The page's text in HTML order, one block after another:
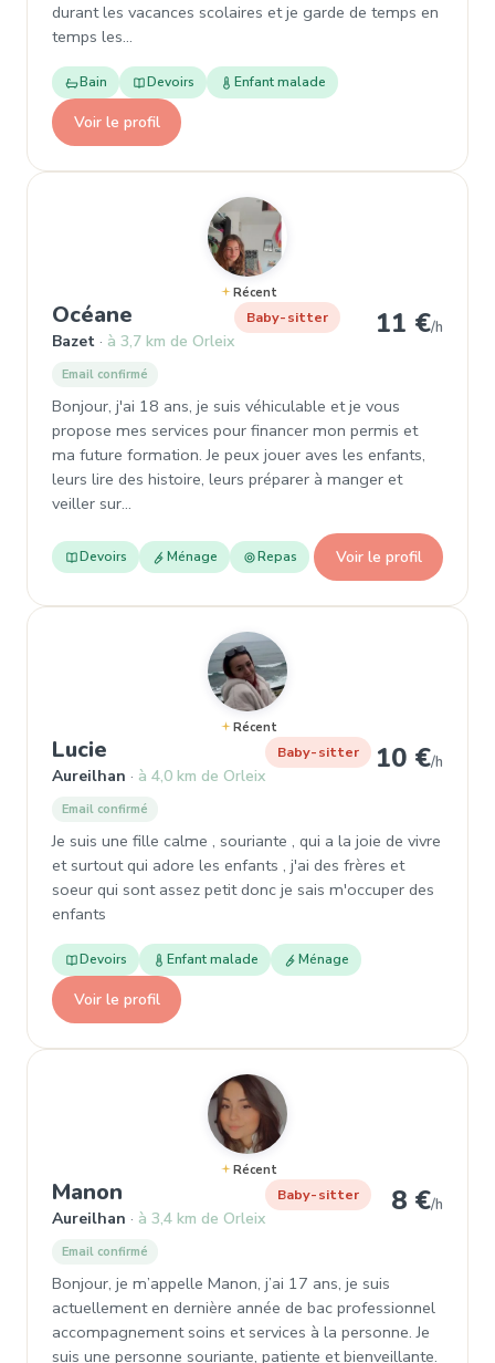
durant les vacances scolaires et je garde de temps en
temps les…
Bain Devoirs Enfant malade
Voir le profil
Récent
Océane , Baby-sitter à Bazet
Bazet à 3,7 km de Orleix
Baby-sitter 11 €/h
Email confirmé
Bonjour, j'ai 18 ans, je suis véhiculable et je vous
propose mes services pour financer mon permis et
ma future formation. Je peux jouer aves les enfants,
leurs lire des histoire, leurs préparer à manger et
veiller sur…
Devoirs Ménage Repas Voir le profil
Récent
Lucie , Baby-sitter à Aureilhan
Aureilhan à 4,0 km de Orleix
Baby-sitter 10 €/h
Email confirmé
Je suis une fille calme , souriante , qui a la joie de vivre
et surtout qui adore les enfants , j'ai des frères et
soeur qui sont assez petit donc je sais m'occuper des
enfants
Devoirs Enfant malade Ménage
Voir le profil
Récent
Manon , Baby-sitter à Aureilhan
Aureilhan à 3,4 km de Orleix
Baby-sitter 8 €/h
Email confirmé
Bonjour, je m’appelle Manon, j’ai 17 ans, je suis
actuellement en dernière année de bac professionnel
accompagnement soins et services à la personne. Je
suis une personne souriante, patiente et bienveillante.